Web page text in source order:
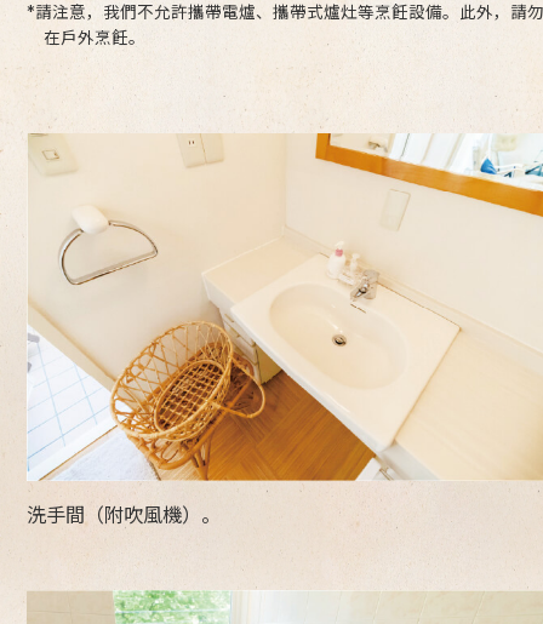
*請注意，我們不允許攜帶電爐、攜帶式爐灶等烹飪設備。此外，請
在戶外烹飪。
洗手間（附吹風機）。